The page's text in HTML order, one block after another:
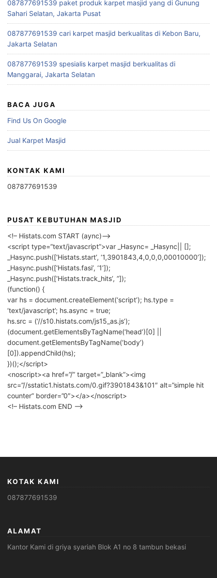
087877691539 paket produk karpet masjid yang di Gunung
Sahari Selatan, Jakarta Pusat
087877691539 cari karpet masjid berkualitas di Kebon Baru,
Jakarta Selatan
087877691539 spesialis karpet masjid berkualitas di
Manggarai, Jakarta Selatan
BACA JUGA
Find Us On Google
Jual Karpet Masjid
KONTAK KAMI
087877691539
PUSAT KEBUTUHAN MASJID
<!– Histats.com START (aync)–>
<script type=”text/javascript”>var _Hasync= _Hasync|| [];
_Hasync.push([‘Histats.start’, ‘1,3901843,4,0,0,0,00010000’]);
_Hasync.push([‘Histats.fasi’, ‘1’]);
_Hasync.push([‘Histats.track_hits’, ”]);
(function() {
var hs = document.createElement(‘script’); hs.type =
‘text/javascript’; hs.async = true;
hs.src = (‘//s10.histats.com/js15_as.js’);
(document.getElementsByTagName(‘head’)[0] ||
document.getElementsByTagName(‘body’)
[0]).appendChild(hs);
})();</script>
<noscript><a href=”/” target=”_blank”><img
src=”//sstatic1.histats.com/0.gif?3901843&101″ alt=”simple hit
counter” border=”0″></a></noscript>
<!– Histats.com END –>
KOTAK KAMI
087877691539
ALAMAT
Kantor Kami di griya syariah Blok A1 no 8 tambun bekasi